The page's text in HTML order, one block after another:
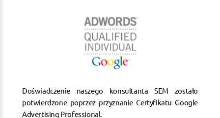
Doświadczenie naszego konsultanta SEM zostało
potwierdzone poprzez przyznanie Certyfikatu Google
Advertising Professional.